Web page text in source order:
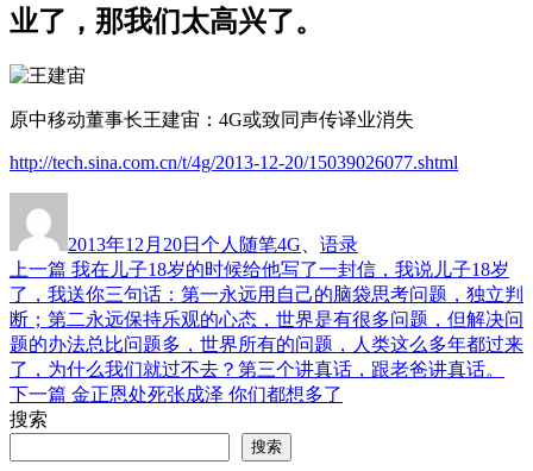
业了，那我们太高兴了。
原中移动董事长王建宙：4G或致同声传译业消失
http://tech.sina.com.cn/t/4g/2013-12-20/15039026077.shtml
于
2013年12月20日 个人随笔4G
语录
文
章
导
航
上一篇 上
篇
文
章：
我在儿子18岁的时候给他写了一封信，我说儿子18岁
了，我送你三句话：第一永远用自己的脑袋思考问题，独立判
断；第二永远保持乐观的心态，世界是有很多问题，但解决问
题的办法总比问题多，世界所有的问题，人类这么多年都过来
了，为什么我们就过不去？第三个讲真话，跟老爸讲真话。
下一篇 下
金正恩处死张成泽 你们都想多了
搜索
搜索